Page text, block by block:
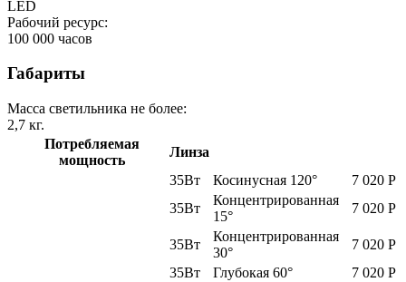
LED
Рабочий ресурс:
100 000 часов
Габариты
Масса светильника не более:
2,7 кг.
Потребляемая
мощность
Линза
35Вт
Косинусная 120° 7 020 Р
35Вт
Концентрированная
15°
7 020 Р
35Вт
Концентрированная
30°
7 020 Р
35Вт
Глубокая 60° 7 020 Р